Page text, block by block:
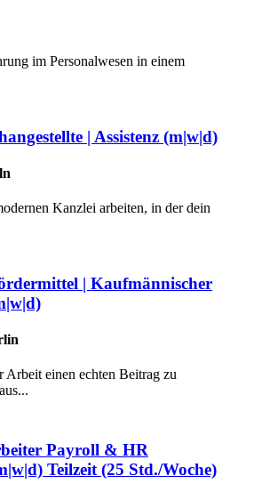
im Personalwesen in einem
| Assistenz (m|w|d)
Kanzlei arbeiten, in der dein
| Kaufmännischer
Arbeit einen echten Beitrag zu
Payroll & HR
Teilzeit (25 Std./Woche)